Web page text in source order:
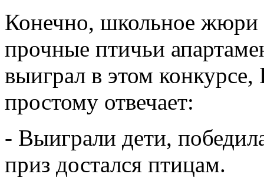
Конечно, школьное жюри
прочные птичьи
выиграл в этом
простому отвечает:
- Выиграли дети,
приз достался птицам.